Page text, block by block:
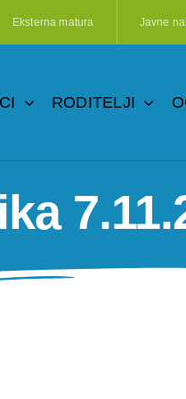
Eksterna matura Javne
RODITELJI